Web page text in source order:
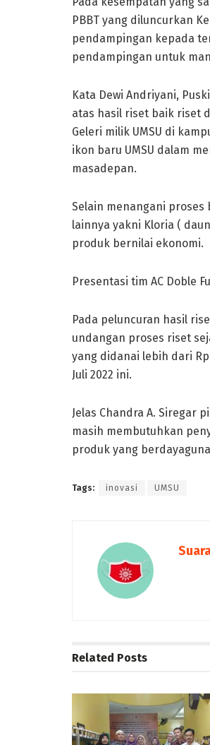
PBBT yang diluncurkan
pendampingan kepada
pendampingan untuk
Kata Dewi Andriyani,
atas hasil riset baik riset
Geleri milik UMSU di
ikon baru UMSU dalam
masadepan.
Selain menangani proses
lainnya yakni Kloria (
produk bernilai ekonomi.
Presentasi tim AC Doble
Pada peluncuran hasil
undangan proses riset
yang didanai lebih dari
Juli 2022 ini.
Jelas Chandra A. Siregar
masih membutuhkan
produk yang
Tags: inovasi UMSU
Related Posts